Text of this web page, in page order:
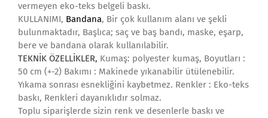
vermeyen eko-teks belgeli baskı.
KULLANIMI, Bandana, Bir çok kullanım alanı ve şekli
bulunmaktadır, Başlıca; saç ve baş bandı, maske, eşarp,
bere ve bandana olarak kullanılabilir.
TEKNİK ÖZELLİKLER, Kumaş: polyester kumaş, Boyutları :
50 cm (+-2) Bakımı : Makinede yıkanabilir ütülenebilir.
Yıkama sonrası esnekliğini kaybetmez. Renkler : Eko-teks
baskı, Renkleri dayanıklıdır solmaz.
Toplu siparişlerde sizin renk ve desenlerle baskı ve